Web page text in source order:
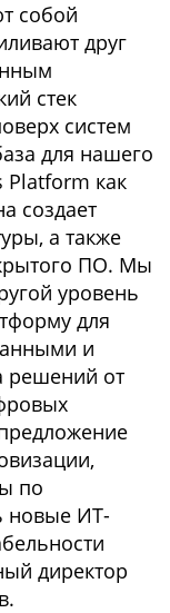
собой
друг
стек
систем
для нашего
Platform как
создает
а также
ПО. Мы
уровень
для
и
решений от
по
новые ИТ-
директор